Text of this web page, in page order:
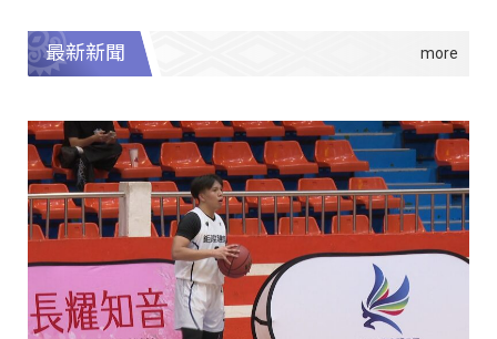
最新新聞